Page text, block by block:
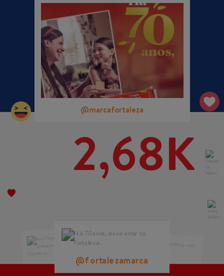
@marcafortaleza
2,68K
@fortalezamarca@fortalezamarca@fortalezamarca